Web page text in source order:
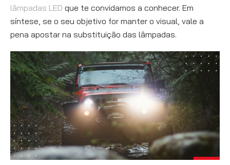
lâmpadas LED que te convidamos a conhecer. Em
síntese, se o seu objetivo for manter o visual, vale a
pena apostar na substituição das lâmpadas.